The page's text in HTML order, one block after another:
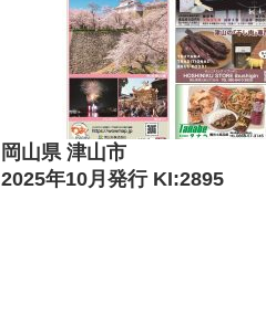
岡山県 津山市
2025年10月発行 KI:2895